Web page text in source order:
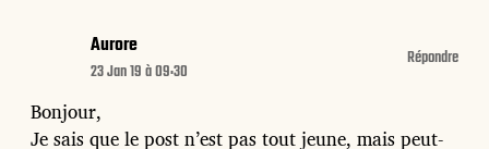
Aurore
23 Jan 19 à 09:30
Bonjour,
Je sais que le post n’est pas tout jeune, mais peut-
Répondre